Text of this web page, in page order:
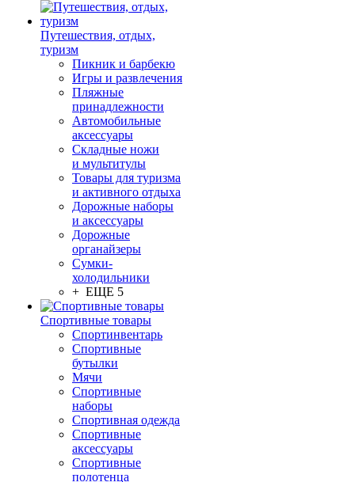
Путешествия, отдых,
туризм
Пикник и барбекю
Игры и развлечения
Пляжные
принадлежности
Автомобильные
аксессуары
Складные ножи
и мультитулы
Товары для туризма
и активного отдыха
Дорожные наборы
и аксессуары
Дорожные
органайзеры
Сумки-
холодильники
+ ЕЩЕ 5
Спортивные товары
Спортинвентарь
Спортивные
бутылки
Мячи
Спортивные
наборы
Спортивная одежда
Спортивные
аксессуары
Спортивные
полотенца